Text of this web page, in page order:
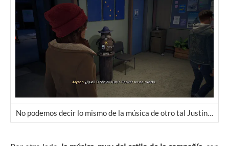
No podemos decir lo mismo de la música de otro tal Justin…